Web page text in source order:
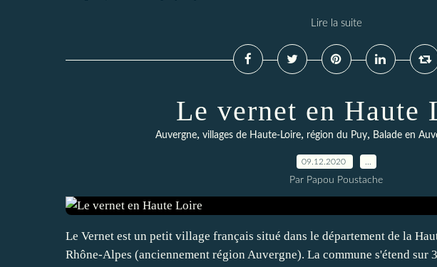
Lire la suite
Le vernet en Haute
Auvergne, villages de Haute-Loire, région du Puy, Balade en
09.12.2020
Par Papou Poustache
Le Vernet est un petit village français situé dans le département de la
Rhône-Alpes (anciennement région Auvergne). La commune s'étend sur